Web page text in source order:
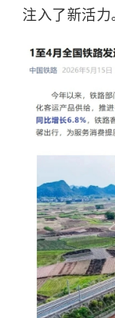
注入了新活力